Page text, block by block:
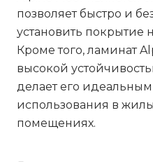
позволяет быстро и
установить покрытие
Кроме того, ламинат
высокой
делает его
использования в
помещениях.